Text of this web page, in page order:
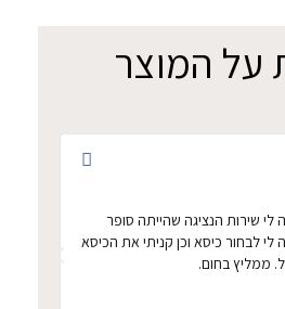
על המוצר
לי שירות הנציגה שהייתה סופר
לבחור כיסא וכן קניתי את הכיסא
ממליץ בחום.